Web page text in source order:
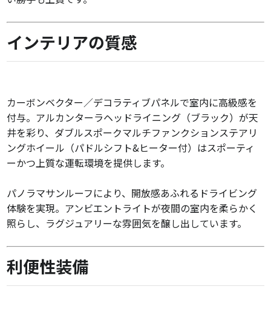
インテリアの質感
カーボンベクター／デコラティブパネルで室内に高級感を
付与。アルカンターラヘッドライニング（ブラック）が天
井を彩り、ダブルスポークマルチファンクションステアリ
ングホイール（パドルシフト&ヒーター付）はスポーティ
ーかつ上質な運転環境を提供します。
パノラマサンルーフにより、開放感あふれるドライビング
体験を実現。アンビエントライトが夜間の室内を柔らかく
照らし、ラグジュアリーな雰囲気を醸し出しています。
利便性装備